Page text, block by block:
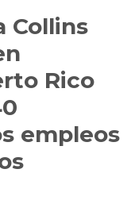
Collins
Rico
empleos